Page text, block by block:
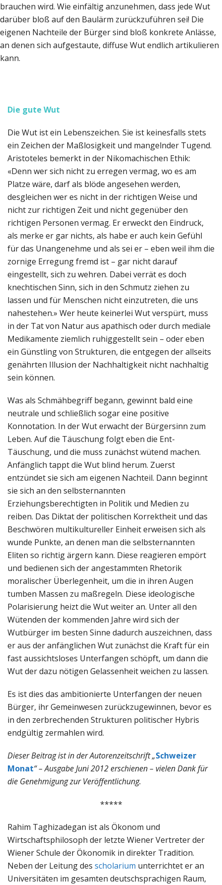
brauchen wird. Wie einfältig anzunehmen, dass jede Wut
darüber bloß auf den Baulärm zurückzuführen sei! Die
eigenen Nachteile der Bürger sind bloß konkrete Anlässe,
an denen sich aufgestaute, diffuse Wut endlich artikulieren
kann.
Die gute Wut
Die Wut ist ein Lebenszeichen. Sie ist keinesfalls stets
ein Zeichen der Maßlosigkeit und mangelnder Tugend.
Aristoteles bemerkt in der Nikomachischen Ethik:
«Denn wer sich nicht zu erregen vermag, wo es am
Platze wäre, darf als blöde angesehen werden,
desgleichen wer es nicht in der richtigen Weise und
nicht zur richtigen Zeit und nicht gegenüber den
richtigen Personen vermag. Er erweckt den Eindruck,
als merke er gar nichts, als habe er auch kein Gefühl
für das Unangenehme und als sei er – eben weil ihm die
zornige Erregung fremd ist – gar nicht darauf
eingestellt, sich zu wehren. Dabei verrät es doch
knechtischen Sinn, sich in den Schmutz ziehen zu
lassen und für Menschen nicht einzutreten, die uns
nahestehen.» Wer heute keinerlei Wut verspürt, muss
in der Tat von Natur aus apathisch oder durch mediale
Medikamente ziemlich ruhiggestellt sein – oder eben
ein Günstling von Strukturen, die entgegen der allseits
genährten Illusion der Nachhaltigkeit nicht nachhaltig
sein können.
Was als Schmähbegriff begann, gewinnt bald eine
neutrale und schließlich sogar eine positive
Konnotation. In der Wut erwacht der Bürgersinn zum
Leben. Auf die Täuschung folgt eben die Ent-
Täuschung, und die muss zunächst wütend machen.
Anfänglich tappt die Wut blind herum. Zuerst
entzündet sie sich am eigenen Nachteil. Dann beginnt
sie sich an den selbsternannten
Erziehungsberechtigten in Politik und Medien zu
reiben. Das Diktat der politischen Korrektheit und das
Beschwören multikultureller Einheit erweisen sich als
wunde Punkte, an denen man die selbsternannten
Eliten so richtig ärgern kann. Diese reagieren empört
und bedienen sich der angestammten Rhetorik
moralischer Überlegenheit, um die in ihren Augen
tumben Massen zu maßregeln. Diese ideologische
Polarisierung heizt die Wut weiter an. Unter all den
Wütenden der kommenden Jahre wird sich der
Wutbürger im besten Sinne dadurch auszeichnen, dass
er aus der anfänglichen Wut zunächst die Kraft für ein
fast aussichtsloses Unterfangen schöpft, um dann die
Wut der dazu nötigen Gelassenheit weichen zu lassen.
Es ist dies das ambitionierte Unterfangen der neuen
Bürger, ihr Gemeinwesen zurückzugewinnen, bevor es
in den zerbrechenden Strukturen politischer Hybris
endgültig zermahlen wird.
Dieser Beitrag ist in der Autorenzeitschrift „Schweizer
Monat“ – Ausgabe Juni 2012 erschienen – vielen Dank für
die Genehmigung zur Veröffentlichung.
*****
Rahim Taghizadegan ist als Ökonom und
Wirtschaftsphilosoph der letzte Wiener Vertreter der
Wiener Schule der Ökonomik in direkter Tradition.
Neben der Leitung des scholarium unterrichtet er an
Universitäten im gesamten deutschsprachigen Raum,